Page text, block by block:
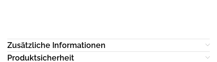
Zusätzliche Informationen
Produktsicherheit